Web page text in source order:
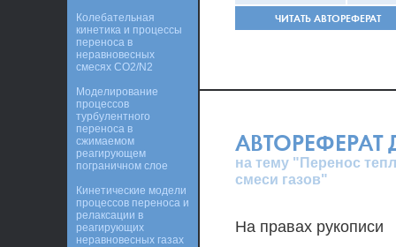
ЧИТАТЬ АВТОРЕФЕРАТ
АВТОРЕФЕРАТ
на тему "Перенос
смеси газов"
На правах рукописи
Колебательная
кинетика и процессы
переноса в
неравновесных
смесях CO2/N2
Моделирование
процессов
турбулентного
переноса в
сжимаемом
реагирующем
пограничном слое
Кинетические модели
процессов переноса и
релаксации в
реагирующих
неравновесных газах